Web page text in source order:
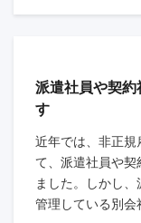
派遣社員や契
す
近年では、非正
て、派遣社員や
ました。しかし
管理している別